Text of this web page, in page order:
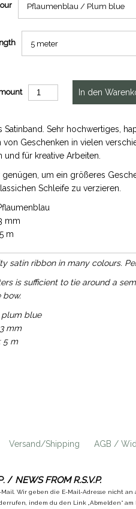
Satinband. Sehr hochwertiges,
von Geschenken in vielen
und für kreative Arbeiten.
genügen, um ein größeres
Schleife zu verzieren.
mm
m
satin ribbon in many colours.
is sufficient to tie around a
bow.
plum blue
mm
5 m
Versand/Shipping AGB /
/ NEWS FROM R.S.V.P.
Wir geben die E-Mail-Adresse nicht
indem du den Link „Abmelden“ am